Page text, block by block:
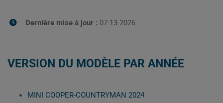
Dernière mise à jour : 07-13-2026
VERSION DU MODÈLE PAR ANNÉE
MINI COOPER-COUNTRYMAN 2024